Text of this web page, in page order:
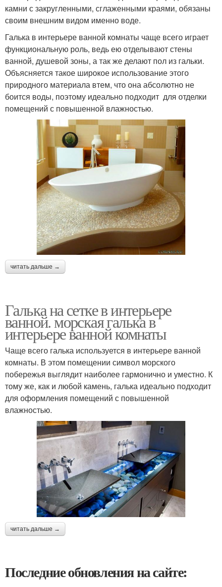
камни с закругленными, сглаженными краями, обязаны
своим внешним видом именно воде.
Галька в интерьере ванной комнаты чаще всего играет
функциональную роль, ведь ею отделывают стены
ванной, душевой зоны, а так же делают пол из гальки.
Объясняется такое широкое использование этого
природного материала втем, что она абсолютно не
боится воды, поэтому идеально подходит для отделки
помещений с повышенной влажностью.
читать дальше →
Галька на сетке в интерьере
ванной. морская галька в
интерьере ванной комнаты
Чаще всего галька используется в интерьере ванной
комнаты. В этом помещении символ морского
побережья выглядит наиболее гармонично и уместно. К
тому же, как и любой камень, галька идеально подходит
для оформления помещений с повышенной
влажностью.
читать дальше →
Последние обновления на сайте: